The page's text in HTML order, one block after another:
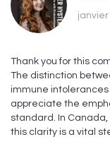
janvier
Thank you for this
The distinction
immune intolerances
appreciate the
standard. In
this clarity is a vital